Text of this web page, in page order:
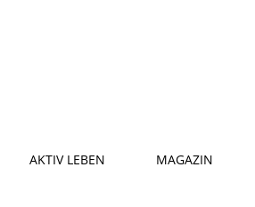
AKTIV LEBEN MAGAZIN